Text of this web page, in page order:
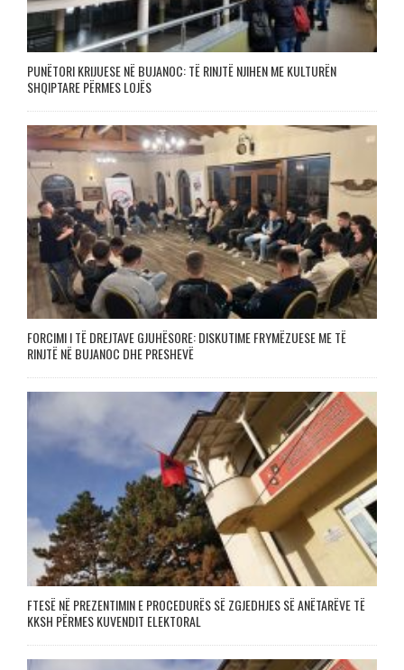
PUNËTORI KRIJUESE NË BUJANOC: TË RINJTË NJIHEN ME KULTURËN
SHQIPTARE PËRMES LOJËS
FORCIMI I TË DREJTAVE GJUHËSORE: DISKUTIME FRYMËZUESE ME TË
RINJTË NË BUJANOC DHE PRESHEVË
FTESË NË PREZENTIMIN E PROCEDURËS SË ZGJEDHJES SË ANËTARËVE TË
KKSH PËRMES KUVENDIT ELEKTORAL